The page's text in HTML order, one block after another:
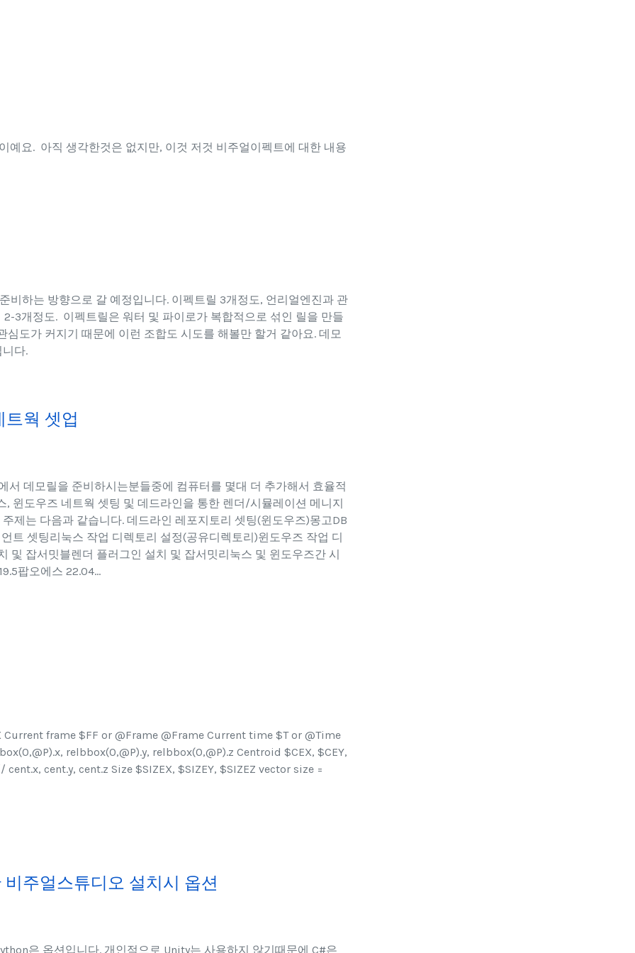
예요. 아직 생각한것은 없지만, 이것 저것 비주얼이펙트에 대한 내용
비하는 방향으로 갈 예정입니다. 이펙트릴 3개정도, 언리얼엔진과 관
3개정도. 이펙트릴은 워터 및 파이로가 복합적으로 섞인 릴을 만들
도가 커지기 때문에 이런 조합도 시도를 해볼만 할거 같아요. 데모
다.
웍 셋업
데모릴을 준비하시는분들중에 컴퓨터를 몇대 더 추가해서 효율적
윈도우즈 네트웍 셋팅 및 데드라인을 통한 렌더/시뮬레이션 메니지
제는 다음과 같습니다. 데드라인 레포지토리 셋팅(윈도우즈)몽고DB
트 셋팅리눅스 작업 디렉토리 설정(공유디렉토리)윈도우즈 작업 디
및 잡서밋블렌더 플러그인 설치 및 잡서밋리눅스 및 윈도우즈간 시
팝오에스 22.04...
frame $FF or @Frame @Frame Current time $T or @Time
relbbox(0,@P).y, relbbox(0,@P).z Centroid $CEX, $CEY,
cent.y, cent.z Size $SIZEX, $SIZEY, $SIZEZ vector size =
주얼스튜디오 설치시 옵션
은 옵션입니다. 개인적으로 Unity는 사용하지 않기때문에 C#은